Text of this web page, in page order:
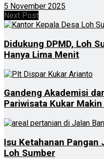
5 November 2025
Next Post
Didukung DPMD, Loh
Hanya Lima Menit
Gandeng Akademisi
Pariwisata Kukar
Isu Ketahanan
Loh Sumber